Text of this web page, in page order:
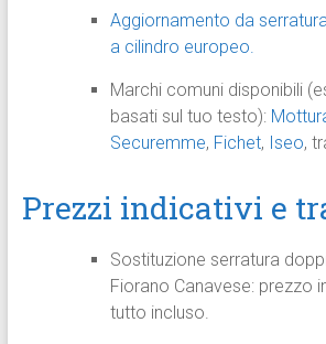
Aggiornamento da
a cilindro europeo.
Marchi comuni disponibili
basati sul tuo testo):
Securemme, Fichet, Iseo,
Prezzi indicativi e
Sostituzione serratura
Fiorano Canavese: prezzo
tutto incluso.